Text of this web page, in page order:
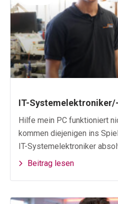
IT-
Hilfe mein PC funktioniert
kommen diejenigen ins
IT-Systemelektroniker
Beitrag lesen